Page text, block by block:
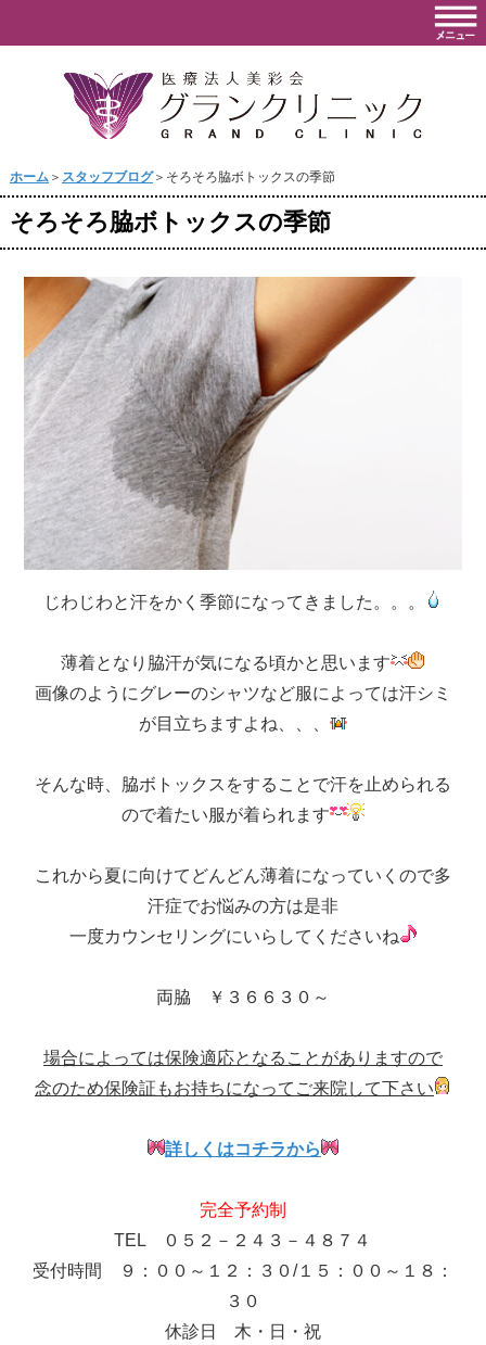
ホーム＞ スタッフブログ＞そろそろ脇ボトックスの季節
そろそろ脇ボトックスの季節
じわじわと汗をかく季節になってきました。。。
薄着となり脇汗が気になる頃かと思います
画像のようにグレーのシャツなど服によっては汗シミ
が目立ちますよね、、、
そんな時、脇ボトックスをすることで汗を止められる
ので着たい服が着られます
これから夏に向けてどんどん薄着になっていくので多
汗症でお悩みの方は是非
一度カウンセリングにいらしてくださいね
両脇 ￥３６６３０～
場合によっては保険適応となることがありますので
念のため保険証もお持ちになってご来院して下さい
詳しくはコチラから
完全予約制
TEL ０５２－２４３－４８７４
受付時間 ９：００～１２：３０/１５：００～１８：
３０
休診日 木・日・祝